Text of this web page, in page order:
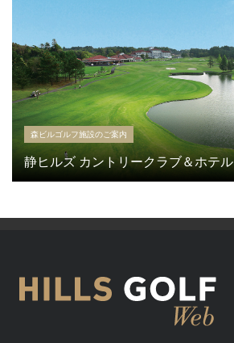
森ビルゴルフ施設のご案内
静ヒルズ カントリークラブ＆ホテル